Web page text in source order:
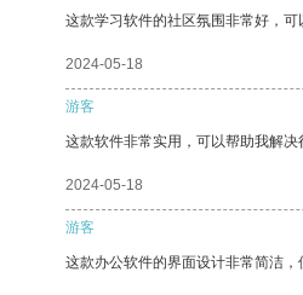
这款学习软件的社区氛围非常好，可
2024-05-18
游客
这款软件非常实用，可以帮助我解
2024-05-18
游客
这款办公软件的界面设计非常简洁，